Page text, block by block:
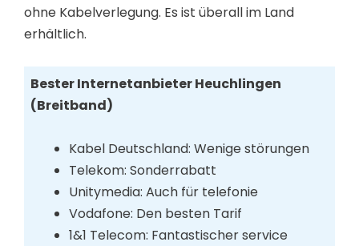
ohne Kabelverlegung. Es ist überall im Land
erhältlich.
Bester Internetanbieter Heuchlingen
(Breitband)
Kabel Deutschland: Wenige störungen
Telekom: Sonderrabatt
Unitymedia: Auch für telefonie
Vodafone: Den besten Tarif
1&1 Telecom: Fantastischer service